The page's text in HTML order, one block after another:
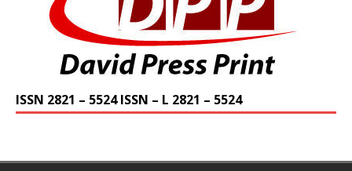
ISSN 2821 – 5524 ISSN – L 2821 – 5524